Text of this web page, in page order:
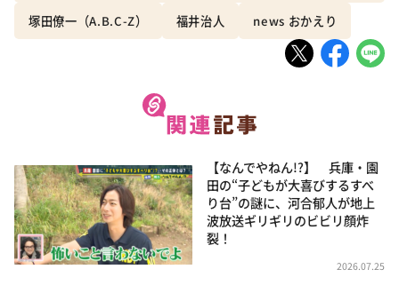
塚田僚一（A.B.C-Z） 福井治人 news おかえり
【なんでやねん!?】 兵庫・園
田の“子どもが大喜びするすべ
り台”の謎に、河合郁人が地上
波放送ギリギリのビビリ顔炸
裂！
2026.07.25